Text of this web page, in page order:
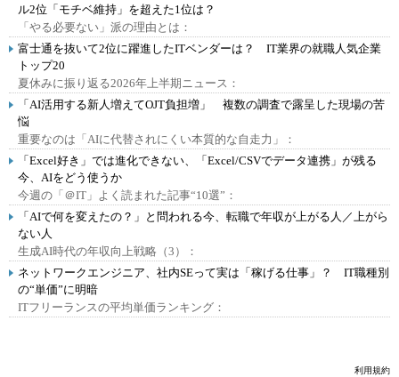
ル2位「モチベ維持」を超えた1位は？
「やる必要ない」派の理由とは：
富士通を抜いて2位に躍進したITベンダーは？ IT業界の就職人気企業
トップ20
夏休みに振り返る2026年上半期ニュース：
「AI活用する新人増えてOJT負担増」 複数の調査で露呈した現場の苦
悩
重要なのは「AIに代替されにくい本質的な自走力」：
「Excel好き」では進化できない、「Excel/CSVでデータ連携」が残る
今、AIをどう使うか
今週の「＠IT」よく読まれた記事“10選”：
「AIで何を変えたの？」と問われる今、転職で年収が上がる人／上がら
ない人
生成AI時代の年収向上戦略（3）：
ネットワークエンジニア、社内SEって実は「稼げる仕事」？ IT職種別
の“単価”に明暗
ITフリーランスの平均単価ランキング：
利用規約